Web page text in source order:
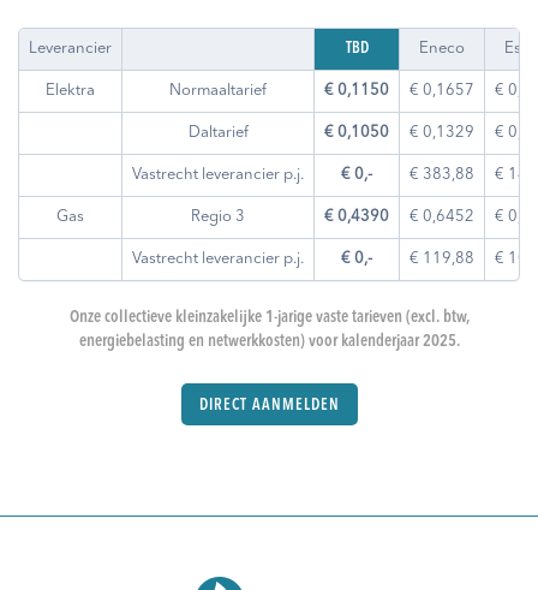
Leverancier TBD Eneco
Elektra Normaaltarief € 0,1150 € 0,1657 €
Daltarief € 0,1050 € 0,1329 €
Vastrecht leverancier p.j. € 0,- € 383,88 €
Gas Regio 3 € 0,4390 € 0,6452 €
Vastrecht leverancier p.j. € 0,- € 119,88 €
Onze collectieve kleinzakelijke 1-jarige vaste tarieven (excl. btw,
energiebelasting en netwerkkosten) voor kalenderjaar 2025.
DIRECT AANMELDEN